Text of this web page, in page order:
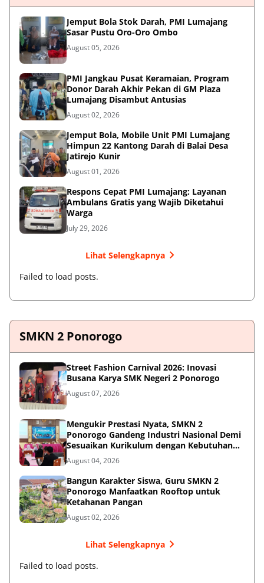
Jemput Bola Stok Darah, PMI Lumajang
Sasar Pustu Oro-Oro Ombo
August 05, 2026
PMI Jangkau Pusat Keramaian, Program
Donor Darah Akhir Pekan di GM Plaza
Lumajang Disambut Antusias
August 02, 2026
Jemput Bola, Mobile Unit PMI Lumajang
Himpun 22 Kantong Darah di Balai Desa
Jatirejo Kunir
August 01, 2026
Respons Cepat PMI Lumajang: Layanan
Ambulans Gratis yang Wajib Diketahui
Warga
July 29, 2026
Lihat Selengkapnya
Failed to load posts.
SMKN 2 Ponorogo
Street Fashion Carnival 2026: Inovasi
Busana Karya SMK Negeri 2 Ponorogo
August 07, 2026
Mengukir Prestasi Nyata, SMKN 2
Ponorogo Gandeng Industri Nasional Demi
Sesuaikan Kurikulum dengan Kebutuhan
Dunia Kerja
August 04, 2026
Bangun Karakter Siswa, Guru SMKN 2
Ponorogo Manfaatkan Rooftop untuk
Ketahanan Pangan
August 02, 2026
Lihat Selengkapnya
Failed to load posts.